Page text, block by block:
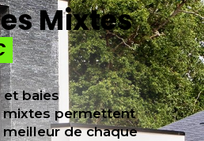
Mixtes
baies
mixtes permettent
meilleur de chaque